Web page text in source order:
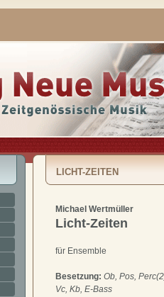
LICHT-ZEITEN
Michael Wertmüller
Licht-Zeiten
für Ensemble
Besetzung: Ob, Pos,
Vc, Kb, E-Bass